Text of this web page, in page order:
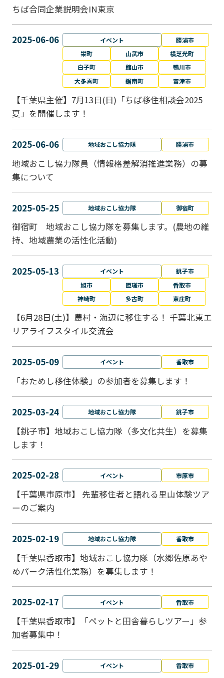
ちば合同企業説明会IN東京
2025-06-06 イベント
勝浦市
栄町
山武市
横芝光町
白子町
館山市
鴨川市
大多喜町
鋸南町 富津市
【千葉県主催】7月13日(日)「ちば移住相談会2025
夏」を開催します！
2025-06-06 地域おこし協力隊 勝浦市
地域おこし協力隊員（情報格差解消推進業務）の募
集について
2025-05-25 地域おこし協力隊 御宿町
御宿町 地域おこし協力隊を募集します。(農地の維
持、地域農業の活性化活動)
2025-05-13 イベント
銚子市
旭市
匝瑳市
香取市
神崎町
多古町 東庄町
【6月28日(土)】農村・海辺に移住する！ 千葉北東エ
リアライフスタイル交流会
2025-05-09 イベント 香取市
「おためし移住体験」の参加者を募集します！
2025-03-24 地域おこし協力隊 銚子市
【銚子市】地域おこし協力隊（多文化共生）を募集
します！
2025-02-28 イベント 市原市
【千葉県市原市】 先輩移住者と語れる里山体験ツア
ーのご案内
2025-02-19 地域おこし協力隊 香取市
【千葉県香取市】地域おこし協力隊（水郷佐原あや
めパーク活性化業務）を募集します！
2025-02-17 イベント 香取市
【千葉県香取市】「ペットと⽥舎暮らしツアー」参
加者募集中！
2025-01-29 イベント 香取市